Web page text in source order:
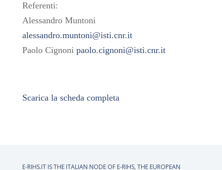
Referenti:
Alessandro Muntoni
alessandro.muntoni@isti.cnr.it
Paolo Cignoni paolo.cignoni@isti.cnr.it
Scarica la scheda completa
E-RIHS.IT IS THE ITALIAN NODE OF E-RIHS, THE EUROPEAN